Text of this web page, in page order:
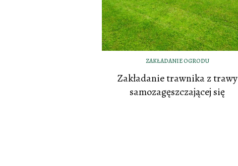
ZAKŁADANIE OGRODU
Zakładanie trawnika z trawy
samozagęszczającej się